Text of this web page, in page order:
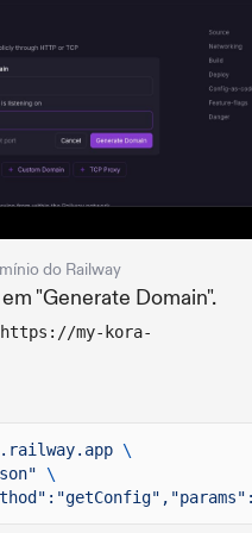
do Railway
"Generate Domain".
https://my-kora-
\
\